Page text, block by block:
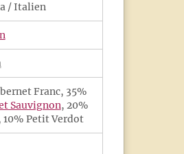
/ Italien
Franc, 35%
Sauvignon, 20%
10% Petit Verdot